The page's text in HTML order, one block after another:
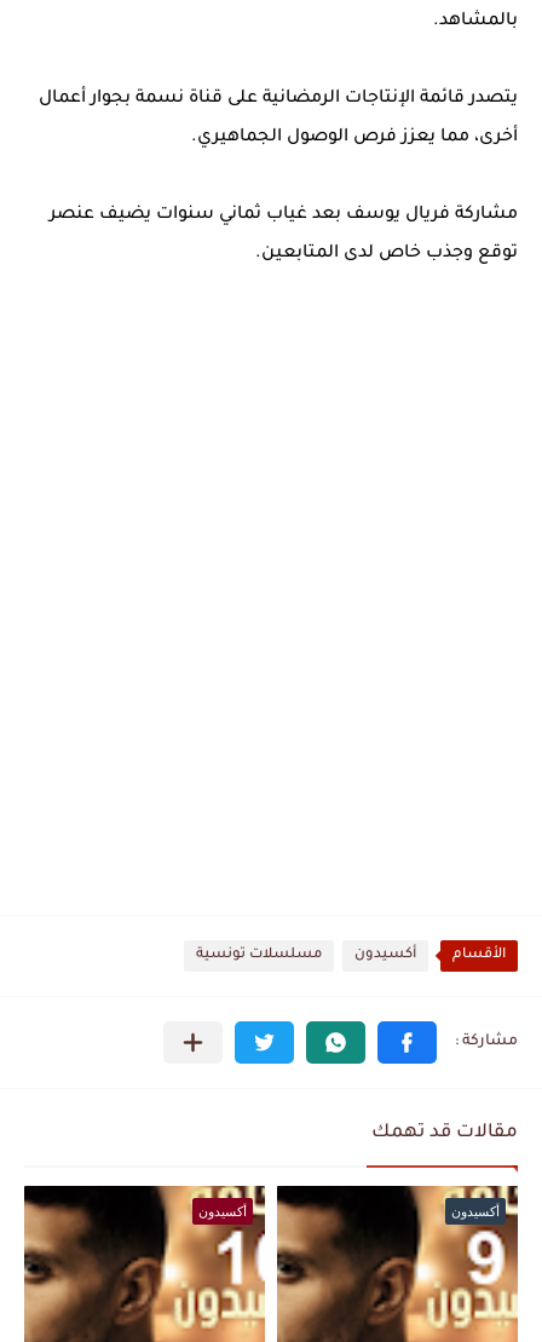
بالمشاهد.
يتصدر قائمة الإنتاجات الرمضانية على قناة نسمة بجوار أعمال
أخرى، مما يعزز فرص الوصول الجماهيري.
مشاركة فريال يوسف بعد غياب ثماني سنوات يضيف عنصر
توقع وجذب خاص لدى المتابعين.
الأقسام أكسيدون مسلسلات تونسية
مقالات قد تهمك
أكسيدون أكسيدون